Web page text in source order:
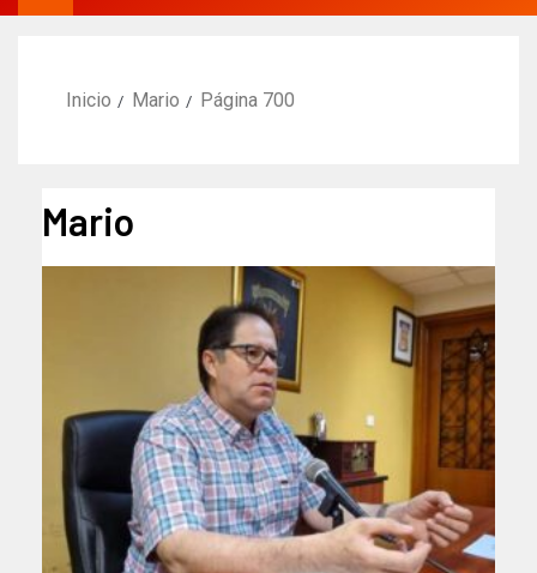
Inicio Mario Página 700
Mario